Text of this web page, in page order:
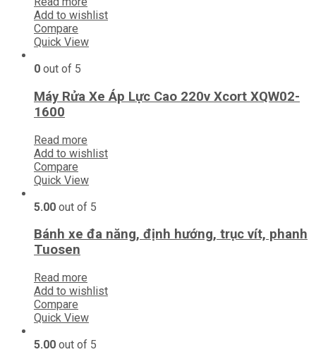
Add to wishlist
Compare
Quick View
0 out of 5
Máy Rửa Xe Áp Lực Cao 220v Xcort XQW02-
1600
Read more
Add to wishlist
Compare
Quick View
5.00 out of 5
Bánh xe đa năng, định hướng, trục vít, phanh
Tuosen
Read more
Add to wishlist
Compare
Quick View
5.00 out of 5